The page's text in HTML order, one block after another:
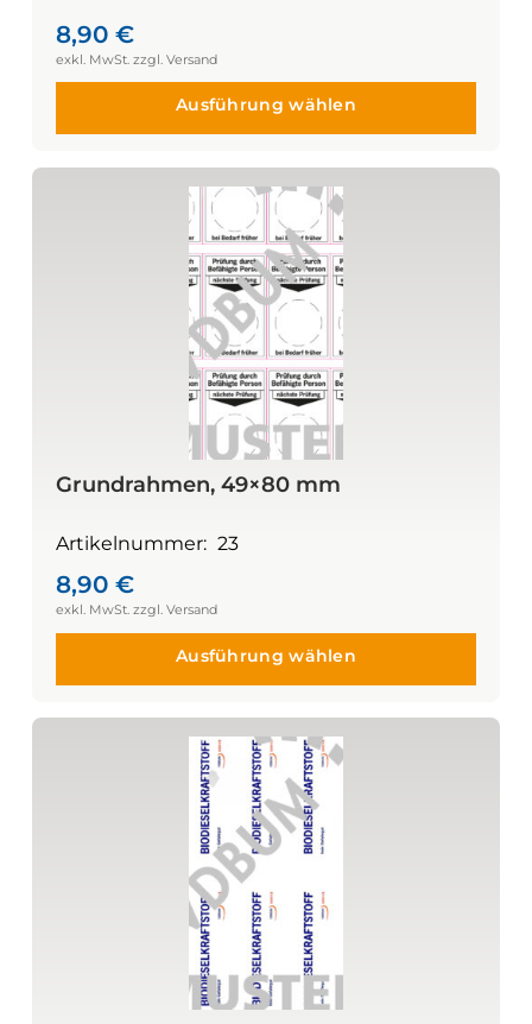
8,90 €
Ausführung wählen
Grundrahmen, 49×80 mm
Artikelnummer: 23
8,90 €
Ausführung wählen